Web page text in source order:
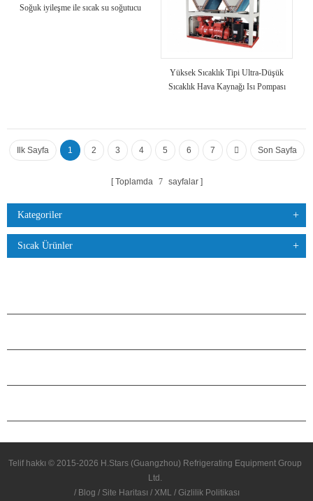
Soğuk iyileşme ile sıcak su soğutucu
Yüksek Sıcaklık Tipi Ultra-Düşük
Sıcaklık Hava Kaynağı Isı Pompası
Ilk Sayfa 1 2 3 4 5 6 7 Son Sayfa
Toplamda 7 sayfalar
Kategoriler
Sıcak Ürünler
Telif hakkı © 2015-2026 H.Stars (Guangzhou) Refrigerating Equipment Group
Ltd.
/ Blog / Site Haritası / XML / Gizlilik Politikası